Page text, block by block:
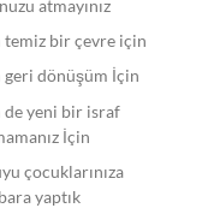
atmayınız
temiz bir çevre için
geri dönüşüm İçin
de yeni bir israf
İçin
çocuklarınıza
yaptık